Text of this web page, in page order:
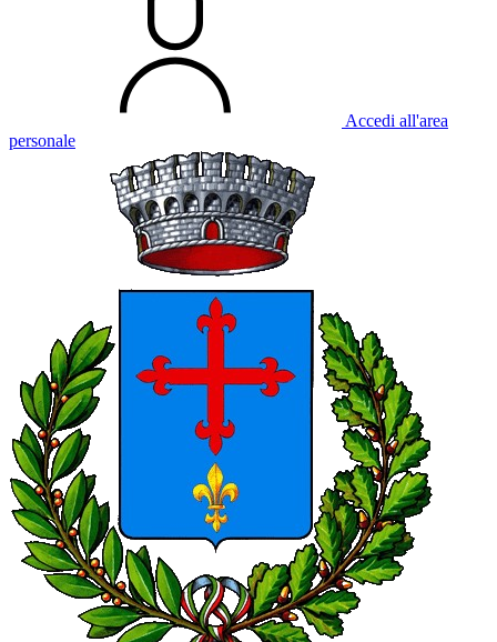
Accedi all'area
personale